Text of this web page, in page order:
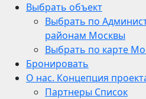
Выбрать объект
Выбрать по
районам Москвы
Выбрать по карте
Бронировать
О нас. Концепция
Партнеры Список